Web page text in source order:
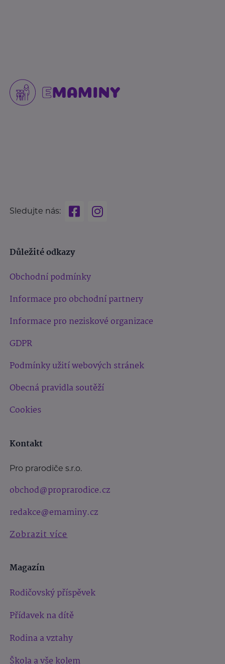
Sledujte nás:
Důležité odkazy
Obchodní podmínky
Informace pro obchodní partnery
Informace pro neziskové organizace
GDPR
Podmínky užití webových stránek
Obecná pravidla soutěží
Cookies
Kontakt
Pro prarodiče s.r.o.
obchod@proprarodice.cz
redakce@emaminy.cz
Zobrazit více
Magazín
Rodičovský příspěvek
Přídavek na dítě
Rodina a vztahy
Škola a vše kolem